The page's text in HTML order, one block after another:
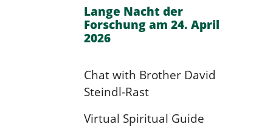
Lange Nacht der
Forschung am 24. April
2026
Chat with Brother David
Steindl-Rast
Virtual Spiritual Guide